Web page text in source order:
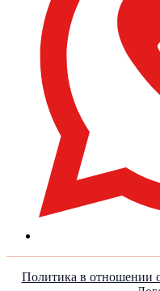
Политика в отношении